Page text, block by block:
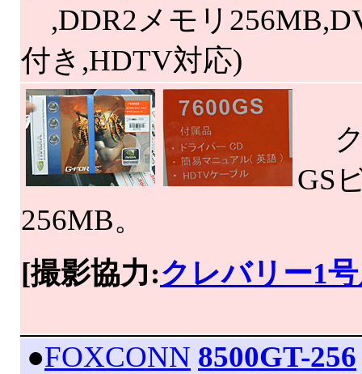
,DDR2メモリ
付き,HDTV対応)
ク
GS
256MB。
[撮影協力:クレバリー1
●FOXCONN 8500GT-256